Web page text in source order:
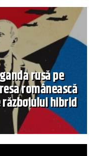
rusă pe
românească
hibrid